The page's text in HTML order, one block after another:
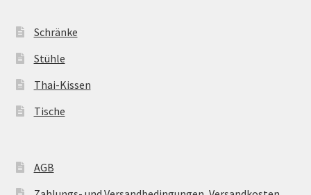
Schränke
Stühle
Thai-Kissen
Tische
AGB